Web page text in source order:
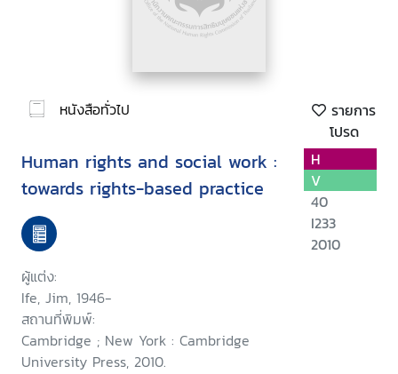
หนังสือทั่วไป
รายการ
โปรด
Human rights and social work :
towards rights-based practice
ผู้แต่ง:
Ife, Jim, 1946-
สถานที่พิมพ์:
Cambridge ; New York : Cambridge
University Press, 2010.
H
V
40
I233
2010